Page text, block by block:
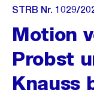
STRB Nr. 1029/
Motion
Probst
Knauss